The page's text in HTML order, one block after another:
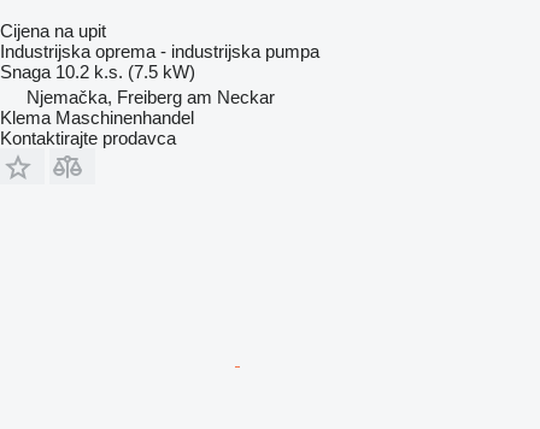
Cijena na upit
Industrijska oprema - industrijska pumpa
Snaga 10.2 k.s. (7.5 kW)
Njemačka, Freiberg am Neckar
Klema Maschinenhandel
Kontaktirajte prodavca